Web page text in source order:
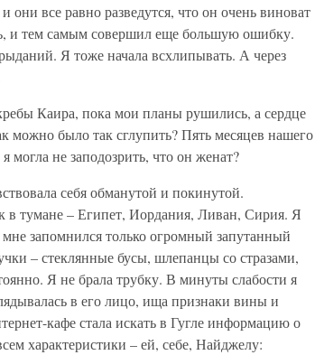
все равно разведутся, что он очень виноват
и тем самым совершил еще большую ошибку.
Я тоже начала всхлипывать. А через
Каира, пока мои планы рушились, а сердце
можно было так сглупить? Пять месяцев нашего
могла не заподозрить, что он женат?
себя обманутой и покинутой.
в тумане – Египет, Иордания, Ливан, Сирия. Я
запомнился только огромный запутанный
– стеклянные бусы, шлепанцы со стразами,
Я не брала трубку. В минуты слабости я
в его лицо, ища признаки вины и
кафе стала искать в Гугле информацию о
характеристики – ей, себе, Найджелу: